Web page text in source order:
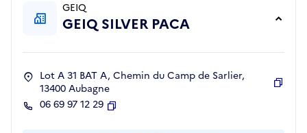
GEIQ
GEIQ SILVER PACA
Lot A 31 BAT A, Chemin du Camp de Sarlier,
13400 Aubagne
06 69 97 12 29